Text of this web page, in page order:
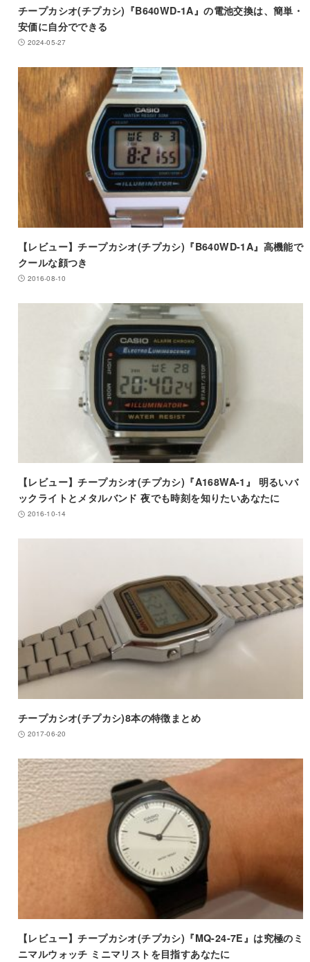
チープカシオ(チプカシ)『B640WD-1A』の電池交換は、簡単・
安価に自分でできる
2024-05-27
【レビュー】チープカシオ(チプカシ)『B640WD-1A』高機能で
クールな顔つき
2016-08-10
【レビュー】チープカシオ(チプカシ)『A168WA-1』 明るいバ
ックライトとメタルバンド 夜でも時刻を知りたいあなたに
2016-10-14
チープカシオ(チプカシ)8本の特徴まとめ
2017-06-20
【レビュー】チープカシオ(チプカシ)『MQ-24-7E』は究極のミ
ニマルウォッチ ミニマリストを目指すあなたに